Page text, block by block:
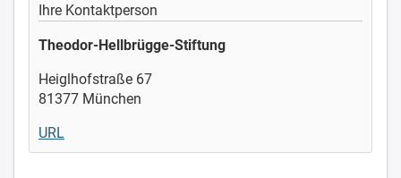
Ihre Kontaktperson
Theodor-Hellbrügge-Stiftung
Heiglhofstraße 67
81377 München
URL